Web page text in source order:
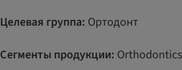
Целевая группа: Ортодонт
Сегменты продукции: